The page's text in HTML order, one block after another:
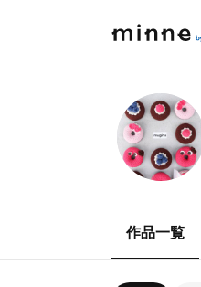
作品一覧